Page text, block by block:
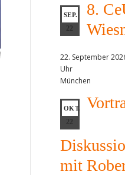
SEP.
22
8.
22. September
Uhr
München
OKT.
22
mit